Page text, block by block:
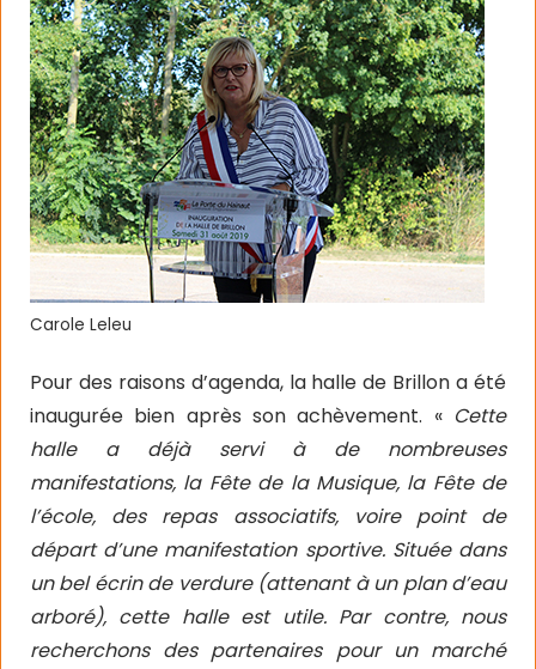
Carole Leleu
Pour des raisons d’agenda, la halle de Brillon a été
inaugurée bien après son achèvement. «Cette
halle a déjà servi à de nombreuses
manifestations, la Fête de la Musique, la Fête de
l’école, des repas associatifs, voire point de
départ d’une manifestation sportive. Située dans
un bel écrin de verdure (attenant à un plan d’eau
arboré), cette halle est utile. Par contre, nous
recherchons des partenaires pour un marché